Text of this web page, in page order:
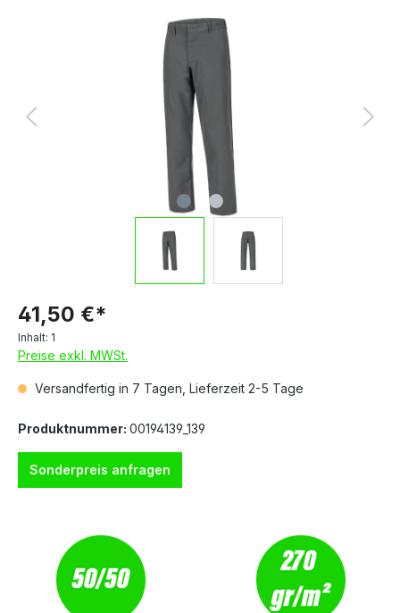
41,50 €*
Inhalt: 1
Preise exkl. MWSt.
Versandfertig in 7 Tagen, Lieferzeit 2-5 Tage
Produktnummer: 00194139_139
Sonderpreis anfragen